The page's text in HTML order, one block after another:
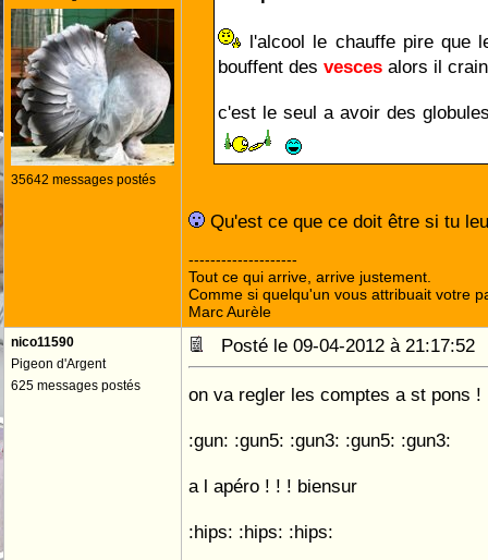
35642 messages postés
l'alcool le chauffe pire que
bouffent des vesces alors il
c'est le seul a avoir des
Qu'est ce que ce doit être si tu
--------------------
Tout ce qui arrive, arrive justement.
Comme si quelqu'un vous attribuait votre
Marc Aurèle
nico11590
Pigeon d'Argent
625 messages postés
Posté le 09-04-2012 à
on va regler les comptes a st pons !
:gun: :gun5: :gun3: :gun5: :gun3:
a l apéro ! ! ! biensur
:hips: :hips: :hips: